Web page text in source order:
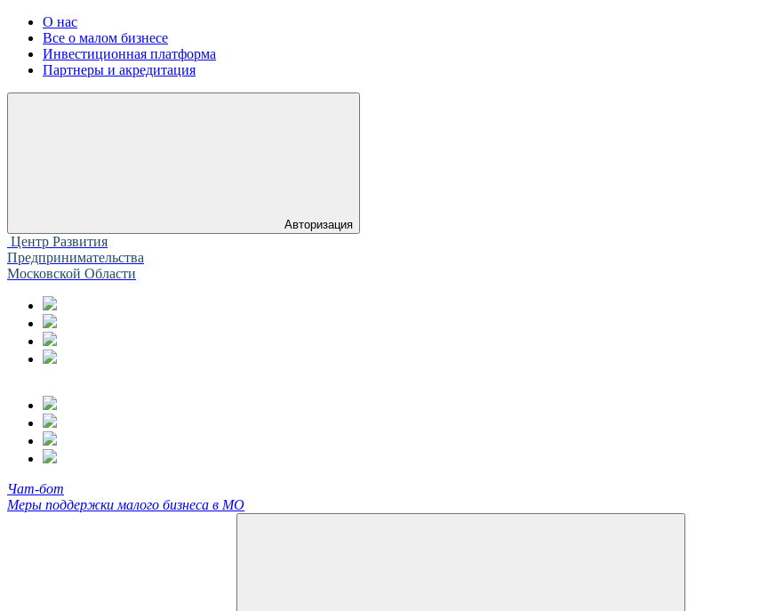
О нас
Все о малом бизнесе
Инвестиционная платформа
Партнеры и акредитация
Авторизация
Центр Развития
Предпринимательства
Московской Области
Чат-бот
Меры поддержки малого бизнеса в МО